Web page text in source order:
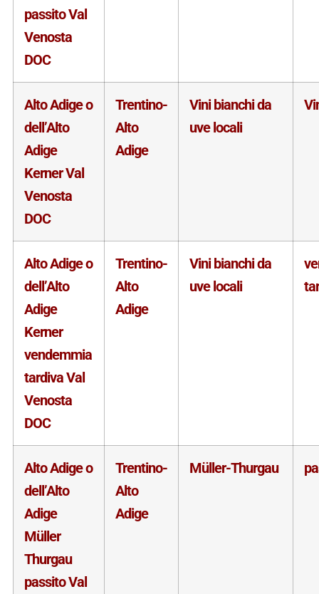
passito Val
Venosta
DOC
Alto Adige o
dell’Alto
Adige
Kerner Val
Venosta
DOC
Trentino-
Alto
Adige
Vini bianchi da
uve locali
Alto Adige o
dell’Alto
Adige
Kerner
vendemmia
tardiva Val
Venosta
DOC
Trentino-
Alto
Adige
Vini bianchi da
uve locali
Alto Adige o
dell’Alto
Adige
Müller
Thurgau
passito Val
Trentino-
Alto
Adige
Müller-Thurgau